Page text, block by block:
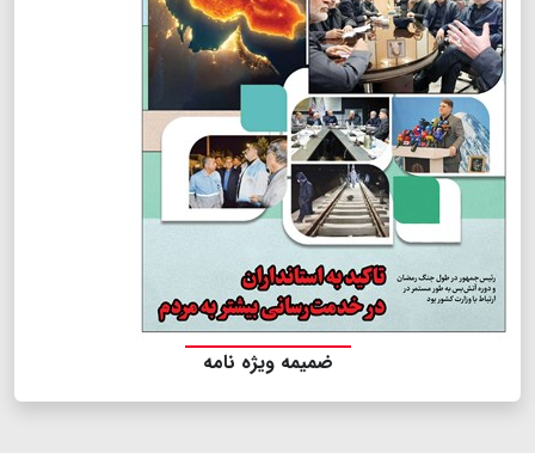
ضمیمه ویژه نامه